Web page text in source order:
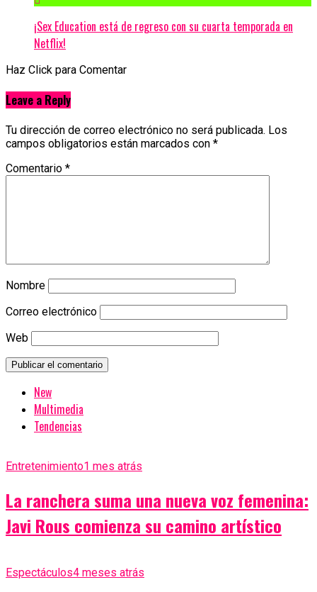
¡Sex Education está de regreso con su cuarta temporada en
Netflix!
Haz Click para Comentar
Leave a Reply
Tu dirección de correo electrónico no será publicada. Los
campos obligatorios están marcados con *
Comentario *
Nombre
Correo electrónico
Web
New
Multimedia
Tendencias
Entretenimiento1 mes atrás
La ranchera suma una nueva voz femenina:
Javi Rous comienza su camino artístico
Espectáculos4 meses atrás